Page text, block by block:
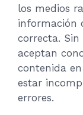
los medios
información
correcta. Sin
aceptan
contenida
estar
errores.